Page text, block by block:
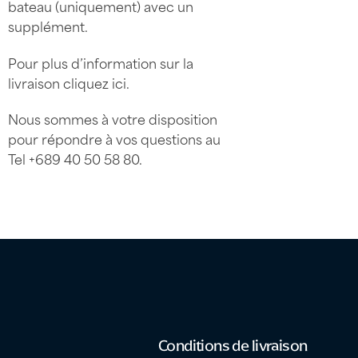
bateau (uniquement) avec un
supplément.
Pour plus d’information sur la
livraisoncliquez ici.
Nous sommes à votre disposition
pour répondre à vos questions au
Tel +689 40 50 58 80.
Conditions de livraison